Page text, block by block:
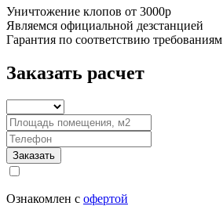
Уничтожение клопов от 3000р
Являемся официальной дезстанцией
Гарантия по соответствию требованиям
Заказать расчет
Заказать
Ознакомлен с офертой